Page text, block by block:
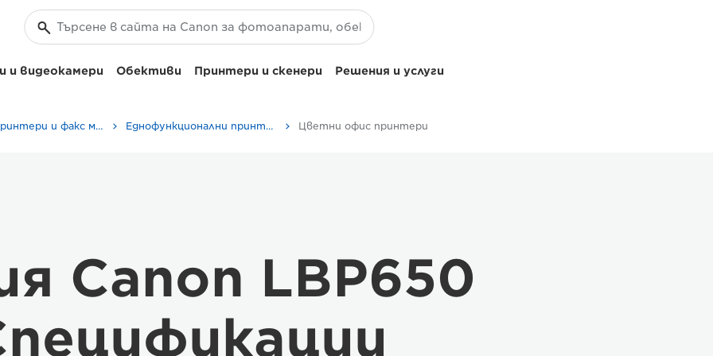
видеокамери Обективи Принтери и скенери Решения и услуги
Бизнес принтери и факс машини Еднофункционални принтери Цветни офис принтери
Canon LBP650